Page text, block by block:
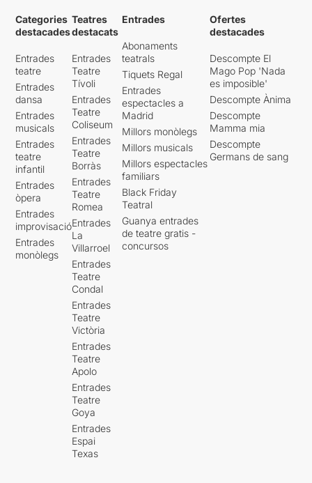
Categories
destacades
Entrades
teatre
Entrades
dansa
Entrades
musicals
Entrades
teatre
infantil
Entrades
òpera
Entrades
improvisació
Entrades
monòlegs
Teatres
destacats
Entrades
Teatre
Tívoli
Entrades
Teatre
Coliseum
Entrades
Teatre
Borràs
Entrades
Teatre
Romea
Entrades
La
Villarroel
Entrades
Teatre
Condal
Entrades
Teatre
Victòria
Entrades
Teatre
Apolo
Entrades
Teatre
Goya
Entrades
Espai
Texas
Entrades
Abonaments
teatrals
Tiquets Regal
Entrades
espectacles a
Madrid
Millors monòlegs
Millors musicals
Millors espectacles
familiars
Black Friday
Teatral
Guanya entrades
de teatre gratis -
concursos
Ofertes
destacades
Descompte El
Mago Pop 'Nada
es imposible'
Descompte Ànima
Descompte
Mamma mia
Descompte
Germans de sang